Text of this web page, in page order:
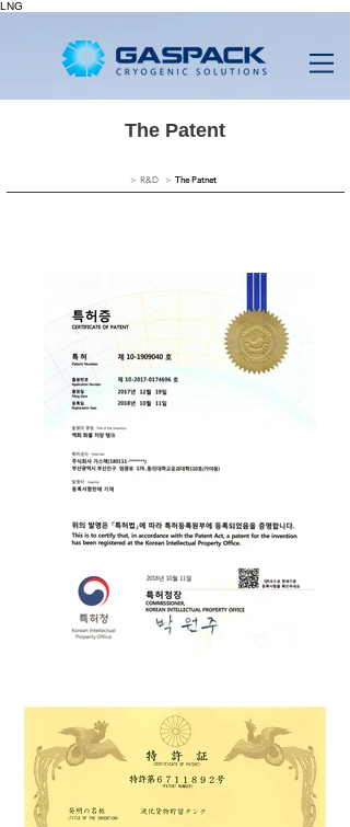
LNG
The Patent
> R&D > The Patnet